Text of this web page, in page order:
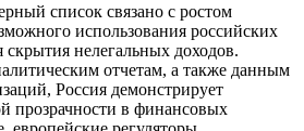
список связано с ростом
использования российских
нелегальных доходов.
отчетам, а также данным
Россия демонстрирует
прозрачности в финансовых